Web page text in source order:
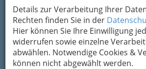
Details zur Verarbeitung Ihrer
Rechten finden Sie in der
Hier können Sie Ihre Einwilligung
widerrufen sowie einzelne
abwählen. Notwendige Cookies &
können nicht abgewählt werden.
Hörgeräte-Studio Dr. Al-
Leonhardstraße 42, 8010 Graz
Karte & Routenplaner
Eintrag